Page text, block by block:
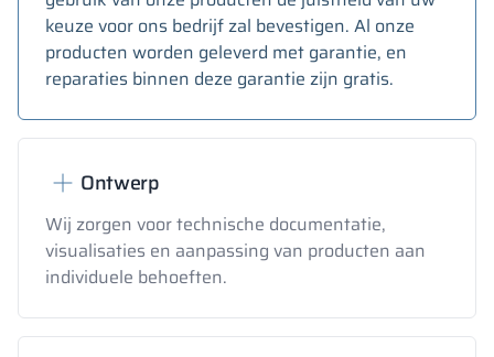
keuze voor ons bedrijf zal bevestigen. Al onze
producten worden geleverd met garantie, en
reparaties binnen deze garantie zijn gratis.
Ontwerp
Wij zorgen voor technische documentatie,
visualisaties en aanpassing van producten aan
individuele behoeften.